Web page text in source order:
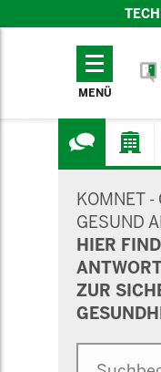
TECHNISCHES
MENÜ
KOMNET -
GESUND
HIER
ZUR